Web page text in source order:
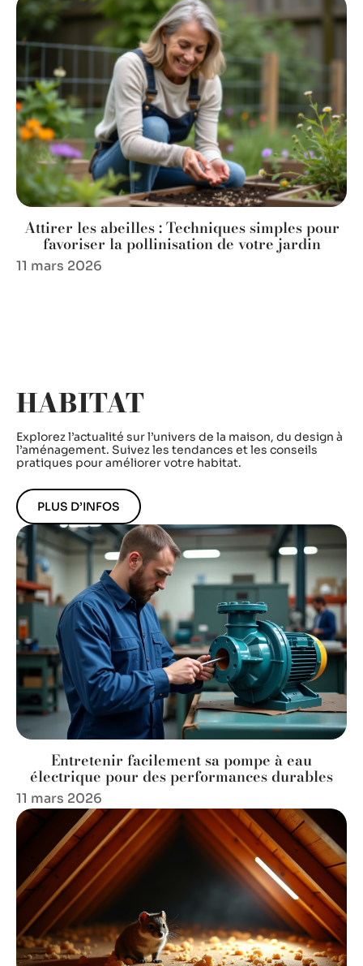
Attirer les abeilles : Techniques simples pour
favoriser la pollinisation de votre jardin
11 mars 2026
Entretenir facilement sa pompe à eau
électrique pour des performances durables
11 mars 2026
HABITAT
Explorez l’actualité sur l’univers de la maison, du design à
l’aménagement. Suivez les tendances et les conseils
pratiques pour améliorer votre habitat.
PLUS D’INFOS